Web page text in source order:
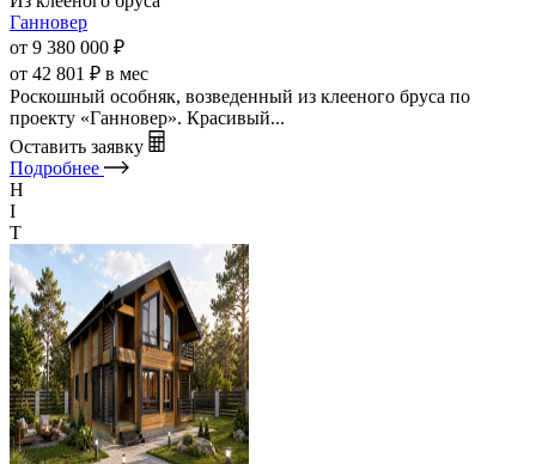
Ганновер
от 9 380 000 ₽
от 42 801 ₽ в мес
Роскошный особняк, возведенный из клееного бруса по
проекту «Ганновер». Красивый...
Оставить заявку
Подробнее
H
I
T